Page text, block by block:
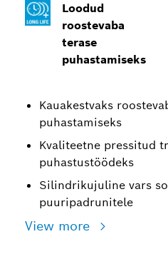
Loodud
roostevaba
terase
puhastamiseks
Kauakestvaks
puhastamiseks
Kvaliteetne pressitud
puhastustöödeks
Silindrikujuline vars
puuripadrunitele
View more